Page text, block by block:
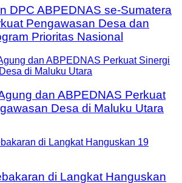
DPC ABPEDNAS se-Sumatera
Pengawasan Desa dan
Prioritas Nasional
dan ABPEDNAS Perkuat
Desa di Maluku Utara
di Langkat Hanguskan